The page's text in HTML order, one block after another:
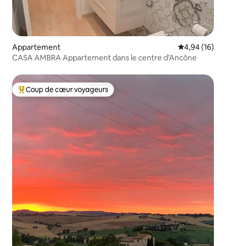
Appartement Évaluation
4,94 (16)
CASA AMBRA Appartement dans le centre d’Ancône
Coups de cœur voyageurs les plus appréciés
Coup de cœur voyageurs